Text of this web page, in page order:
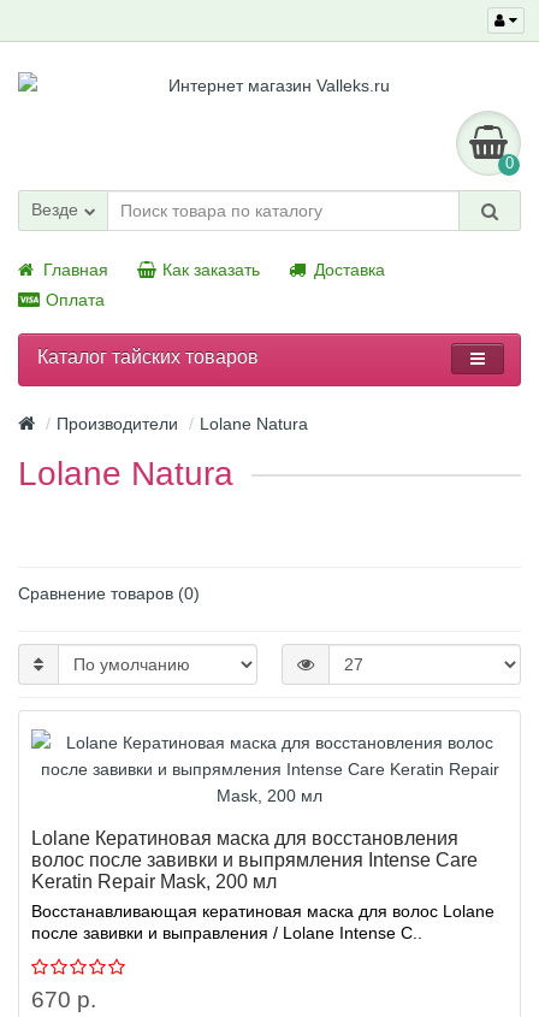
0
Везде
Главная Как заказать
Доставка
Оплата
Каталог тайских товаров
Производители Lolane Natura
Lolane Natura
Сравнение товаров (0)
Lolane Кератиновая маска для восстановления
волос после завивки и выпрямления Intense Care
Keratin Repair Mask, 200 мл
Восстанавливающая кератиновая маска для волос Lolane
после завивки и выправления / Lolane Intense C..
670 р.